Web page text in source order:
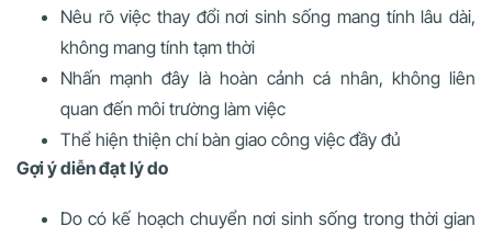
Nêu rõ việc thay đổi nơi sinh sống mang tính lâu dài,
không mang tính tạm thời
Nhấn mạnh đây là hoàn cảnh cá nhân, không liên
quan đến môi trường làm việc
Thể hiện thiện chí bàn giao công việc đầy đủ
Gợi ý diễn đạt lý do
Do có kế hoạch chuyển nơi sinh sống trong thời gian